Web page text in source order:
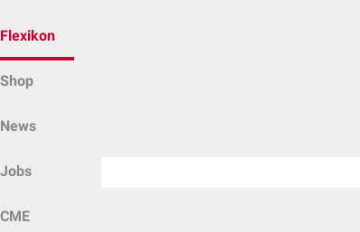
Flexikon
Shop
News
Jobs
CME